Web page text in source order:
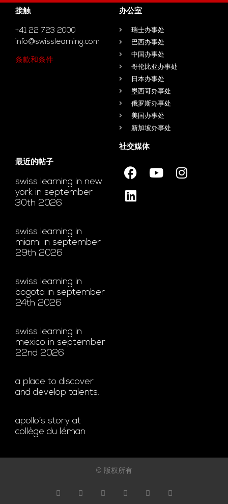
接触
+41 22 723 2000
info@swisslearning.com
条款和条件
办公室
瑞士办事处
巴西办事处
中国办事处
哥伦比亚办事处
日本办事处
墨西哥办事处
俄罗斯办事处
美国办事处
新加坡办事处
最近的帖子
swiss learning in new
york in september
30th 2026
swiss learning in
miami in september
29th 2026
swiss learning in
bogota in september
24th 2026
swiss learning in
mexico in september
22nd 2026
a place to discover
and develop talents.
apollo’s story at
collège du léman
社交媒体
© 版权所有